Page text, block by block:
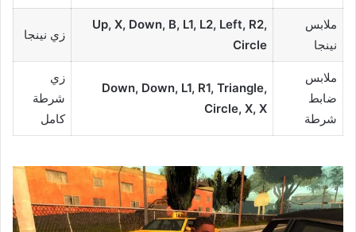
ملابس
نينجا
Up, X, Down, B, L1, L2, Left, R2,
Circle
زي نينجا
ملابس
ضابط
شرطة
Down, Down, L1, R1, Triangle,
Circle, X, X
زي
شرطة
كامل